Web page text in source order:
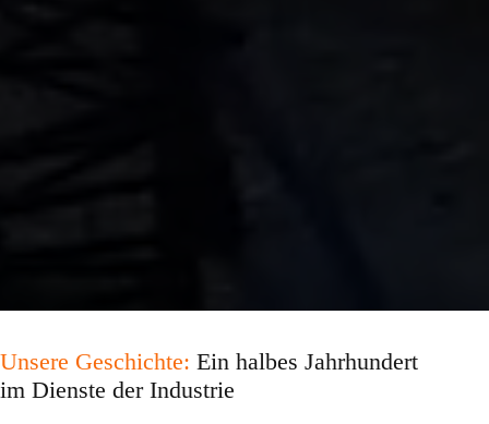
Unsere Geschichte: Ein halbes Jahrhundert
im Dienste der Industrie